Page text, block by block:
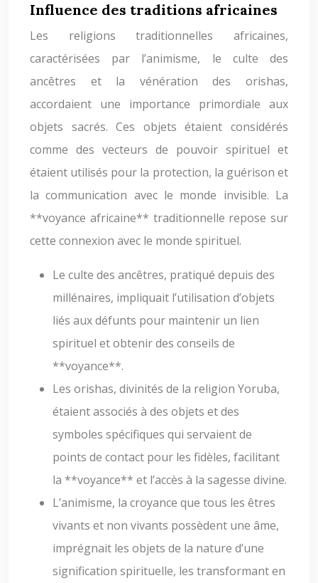
Influence des traditions africaines
Les religions traditionnelles africaines,
caractérisées par l’animisme, le culte des
ancêtres et la vénération des orishas,
accordaient une importance primordiale aux
objets sacrés. Ces objets étaient considérés
comme des vecteurs de pouvoir spirituel et
étaient utilisés pour la protection, la guérison et
la communication avec le monde invisible. La
**voyance africaine** traditionnelle repose sur
cette connexion avec le monde spirituel.
Le culte des ancêtres, pratiqué depuis des
millénaires, impliquait l’utilisation d’objets
liés aux défunts pour maintenir un lien
spirituel et obtenir des conseils de
**voyance**.
Les orishas, divinités de la religion Yoruba,
étaient associés à des objets et des
symboles spécifiques qui servaient de
points de contact pour les fidèles, facilitant
la **voyance** et l’accès à la sagesse divine.
L’animisme, la croyance que tous les êtres
vivants et non vivants possèdent une âme,
imprégnait les objets de la nature d’une
signification spirituelle, les transformant en